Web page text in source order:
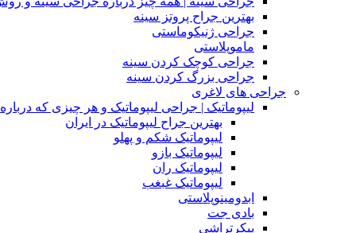
بهترین جراح پروتز سینه
جراحی ژنیکوماستی
ماموپلاستی
جراحی کوچک کردن سینه
جراحی بزرگ کردن سینه
جراحی های لاغری
لیپوماتیک | جراحی لیپوماتیک و هر چیزی که درباره
بهترین جراح لیپوماتیک در ایران
لیپوماتیک شکم و پهلو
لیپوماتیک بازو
لیپوماتیک ران
لیپوماتیک غبغب
ابدومینوپلاستی
بادی‌ جت
پیکرتراشی